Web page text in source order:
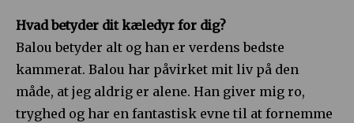
Hvad betyder dit kæledyr for dig?
Balou betyder alt og han er verdens bedste
kammerat. Balou har påvirket mit liv på den
måde, at jeg aldrig er alene. Han giver mig ro,
tryghed og har en fantastisk evne til at fornemme